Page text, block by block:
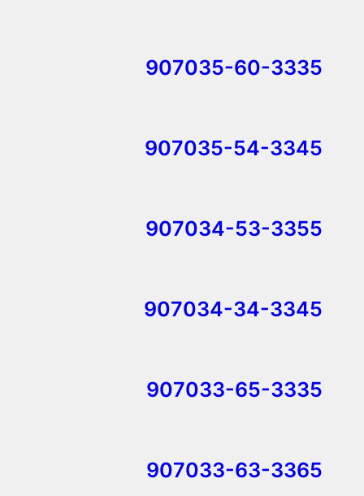
907035-60-3335
907035-54-3345
907034-53-3355
907034-34-3345
907033-65-3335
907033-63-3365